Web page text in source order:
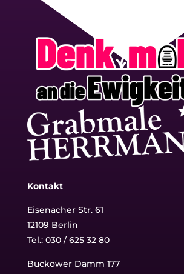
Kontakt
Eisenacher Str. 61
12109 Berlin
Tel.: 030 / 625 32 80
Buckower Damm 177